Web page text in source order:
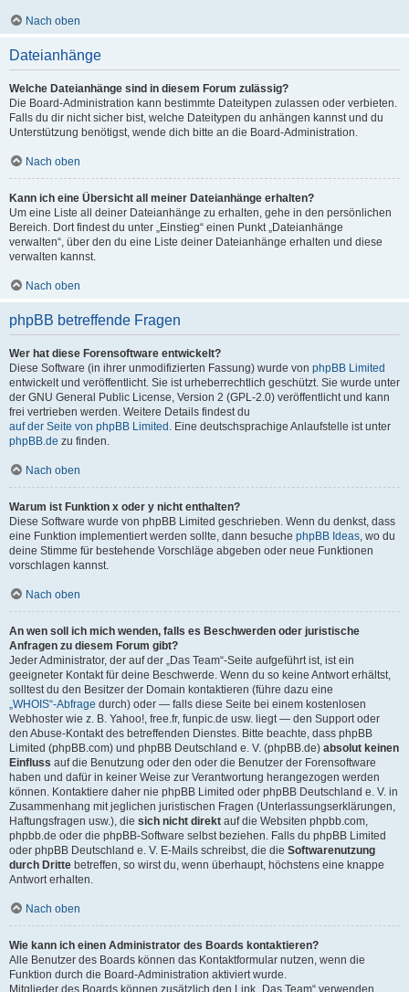
Nach oben
Dateianhänge
Welche Dateianhänge sind in diesem Forum zulässig?
Die Board-Administration kann bestimmte Dateitypen zulassen oder verbieten.
Falls du dir nicht sicher bist, welche Dateitypen du anhängen kannst und du
Unterstützung benötigst, wende dich bitte an die Board-Administration.
Nach oben
Kann ich eine Übersicht all meiner Dateianhänge erhalten?
Um eine Liste all deiner Dateianhänge zu erhalten, gehe in den persönlichen
Bereich. Dort findest du unter „Einstieg“ einen Punkt „Dateianhänge
verwalten“, über den du eine Liste deiner Dateianhänge erhalten und diese
verwalten kannst.
Nach oben
phpBB betreffende Fragen
Wer hat diese Forensoftware entwickelt?
Diese Software (in ihrer unmodifizierten Fassung) wurde von phpBB Limited
entwickelt und veröffentlicht. Sie ist urheberrechtlich geschützt. Sie wurde unter
der GNU General Public License, Version 2 (GPL-2.0) veröffentlicht und kann
frei vertrieben werden. Weitere Details findest du
auf der Seite von phpBB Limited . Eine deutschsprachige Anlaufstelle ist unter
phpBB.de zu finden.
Nach oben
Warum ist Funktion x oder y nicht enthalten?
Diese Software wurde von phpBB Limited geschrieben. Wenn du denkst, dass
eine Funktion implementiert werden sollte, dann besuche phpBB Ideas, wo du
deine Stimme für bestehende Vorschläge abgeben oder neue Funktionen
vorschlagen kannst.
Nach oben
An wen soll ich mich wenden, falls es Beschwerden oder juristische
Anfragen zu diesem Forum gibt?
Jeder Administrator, der auf der „Das Team“-Seite aufgeführt ist, ist ein
geeigneter Kontakt für deine Beschwerde. Wenn du so keine Antwort erhältst,
solltest du den Besitzer der Domain kontaktieren (führe dazu eine
„WHOIS“-Abfrage durch) oder — falls diese Seite bei einem kostenlosen
Webhoster wie z. B. Yahoo!, free.fr, funpic.de usw. liegt — den Support oder
den Abuse-Kontakt des betreffenden Dienstes. Bitte beachte, dass phpBB
Limited (phpBB.com) und phpBB Deutschland e. V. (phpBB.de) absolut keinen
Einfluss auf die Benutzung oder den oder die Benutzer der Forensoftware
haben und dafür in keiner Weise zur Verantwortung herangezogen werden
können. Kontaktiere daher nie phpBB Limited oder phpBB Deutschland e. V. in
Zusammenhang mit jeglichen juristischen Fragen (Unterlassungserklärungen,
Haftungsfragen usw.), die sich nicht direkt auf die Websiten phpbb.com,
phpbb.de oder die phpBB-Software selbst beziehen. Falls du phpBB Limited
oder phpBB Deutschland e. V. E-Mails schreibst, die die Softwarenutzung
durch Dritte betreffen, so wirst du, wenn überhaupt, höchstens eine knappe
Antwort erhalten.
Nach oben
Wie kann ich einen Administrator des Boards kontaktieren?
Alle Benutzer des Boards können das Kontaktformular nutzen, wenn die
Funktion durch die Board-Administration aktiviert wurde.
Mitglieder des Boards können zusätzlich den Link „Das Team“ verwenden.